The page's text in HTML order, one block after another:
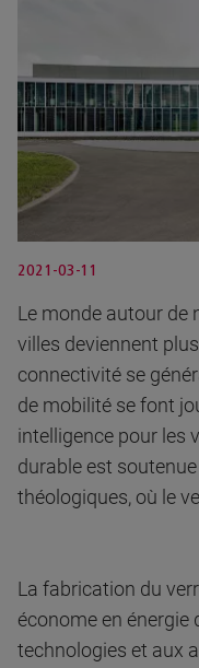
2021-03-11
Le monde autour de
villes deviennent
connectivité se
de mobilité se font
intelligence pour les
durable est
théologiques, où le
La fabrication du
économe en énergie
technologies et aux